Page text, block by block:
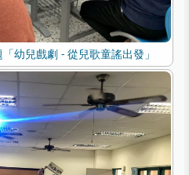
幼兒戲劇 - 從兒歌童謠出發」